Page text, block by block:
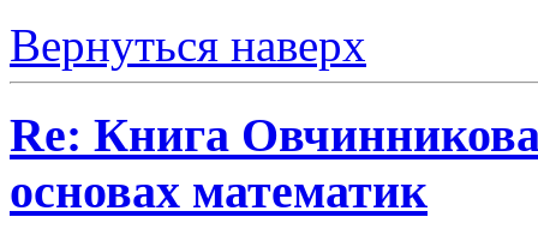
Вернуться наверх
Re: Книга
основах математик